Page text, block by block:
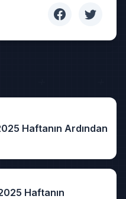
Haftanın Ardından
Haftanın